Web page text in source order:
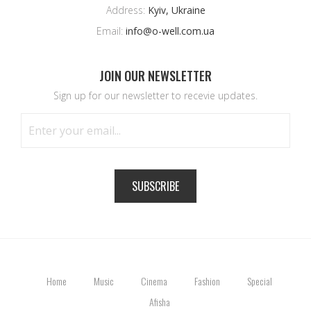
Address: Kyiv, Ukraine
Email: info@o-well.com.ua
JOIN OUR NEWSLETTER
Sign up for our newsletter to recevie updates.
SUBSCRIBE
Home Music Cinema Fashion
Special
Afisha